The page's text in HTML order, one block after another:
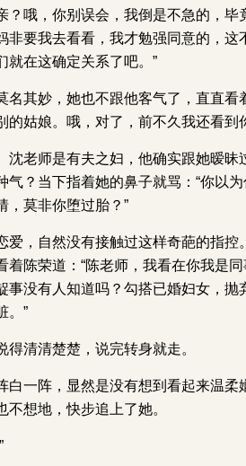
？哦，你别误会，我倒是不急的，
非要我去看看，我才勉强同意的，
就在这确定关系了吧。”
名其妙，她也不跟他客气了，直直
的姑娘。哦，对了，前不久我还看
沈老师是有夫之妇，他确实跟她暧
气？当下指着她的鼻子就骂：“你以
，莫非你堕过胎？”
爱，自然没有接触过这样奇葩的指
着陈荣道：“陈老师，我看在你我是
事没有人知道吗？勾搭已婚妇女，抛
。”
得清清楚楚，说完转身就走。
白一阵，显然是没有想到看起来温
不想地，快步追上了她。